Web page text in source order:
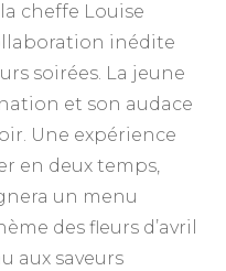
cheffe Louise
inédite
soirées. La jeune
et son audace
Une expérience
en deux temps,
un menu
des fleurs d’avril
aux saveurs